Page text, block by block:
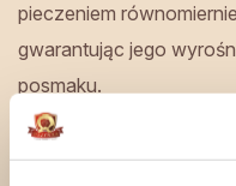
pieczeniem
gwarantując jego
posmaku.
Nasze wyroby